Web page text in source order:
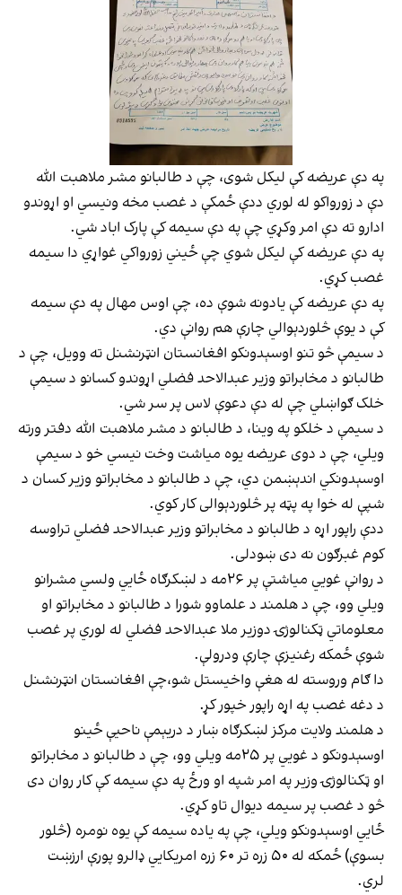
په دې عریضه کې لیکل شوی، چې د طالبانو مشر ملاهبت الله
دې د زورواکو له لوري ددې ځمکې د غصب مخه ونیسي او اړوندو
ادارو ته دې امر وکړي چې په دې سیمه کې پارک اباد شي.
په دې عریضه کې لیکل شوي چې ځیني زورواکي غواړي دا سیمه
غصب کړي.
په دې عریضه کې یادونه شوې ده، چې اوس مهال په دې سیمه
کې د یوې څلوردېوالي چارې هم روانې دي.
د سیمې څو تنو اوسېدونکو افغانستان انټرنشنل ته وویل، چې د
طالبانو د مخابراتو وزیر عبدالاحد فضلي اړوندو کسانو د سیمې
خلک ګواښلي چې له دې دعوې لاس پر سر شي.
د سیمې د خلکو په وینا، د طالبانو د مشر ملاهبت الله دفتر ورته
ویلي، چې د دوی عریضه یوه میاشت وخت نیسي خو د سیمې
اوسېدونکي اندېښمن دي، چې د طالبانو د مخابراتو وزیر کسان د
شپې له خوا په پټه پر څلوردېوالی کار کوي.
ددې راپور اړه د طالبانو د مخابراتو وزیر عبدالاحد فضلي تراوسه
کوم غبرګون نه دی ښودلی.
د روانې غويي میاشتې پر ۲۶مه د لښکرګاه ځايي ولسي مشرانو
ویلي وو، چې د هلمند د علماوو شورا د طالبانو د مخابراتو او
معلوماتي ټکنالوژۍ دوزیر ملا عبدالاحد فضلي له لوري پر غصب
شوې ځمکه رغنیزې چارې ودرولې.
دا ګام وروسته له هغې واخیستل شو،چې افغانستان انټرنشنل
د دغه غصب په اړه راپور خپور کړ.
د هلمند ولایت مرکز لښکرګاه ښار د دریېمې ناحیې ځینو
اوسېدونکو د غويي پر ۲۵مه ویلي وو، چې د طالبانو د مخابراتو
او ټکنالوژۍ وزیر په امر شپه او ورځ په دې سیمه کې کار روان دی
څو د غصب پر سیمه دیوال تاو کړي.
ځايي اوسېدونکو ویلي، چې په یاده سیمه کې یوه نومره (څلور
بسوې) ځمکه له ۵۰ زره تر ۶۰ زره امریکايي ډالرو پورې ارزښت
لري.